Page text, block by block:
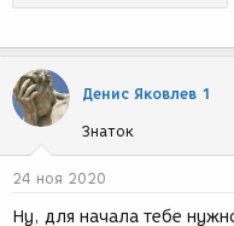
Денис Яковлев 1
Знаток
24 ноя 2020
Ну, для начала тебе